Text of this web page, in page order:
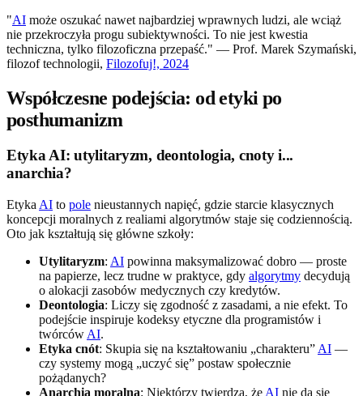
"AI może oszukać nawet najbardziej wprawnych ludzi, ale wciąż
nie przekroczyła progu subiektywności. To nie jest kwestia
techniczna, tylko filozoficzna przepaść." — Prof. Marek Szymański,
filozof technologii, Filozofuj!, 2024
Współczesne podejścia: od etyki po
posthumanizm
Etyka AI: utylitaryzm, deontologia, cnoty i...
anarchia?
Etyka AI to pole nieustannych napięć, gdzie starcie klasycznych
koncepcji moralnych z realiami algorytmów staje się codziennością.
Oto jak kształtują się główne szkoły:
Utylitaryzm: AI powinna maksymalizować dobro — proste
na papierze, lecz trudne w praktyce, gdy algorytmy decydują
o alokacji zasobów medycznych czy kredytów.
Deontologia: Liczy się zgodność z zasadami, a nie efekt. To
podejście inspiruje kodeksy etyczne dla programistów i
twórców AI.
Etyka cnót: Skupia się na kształtowaniu „charakteru” AI —
czy systemy mogą „uczyć się” postaw społecznie
pożądanych?
Anarchia moralna: Niektórzy twierdzą, że AI nie da się